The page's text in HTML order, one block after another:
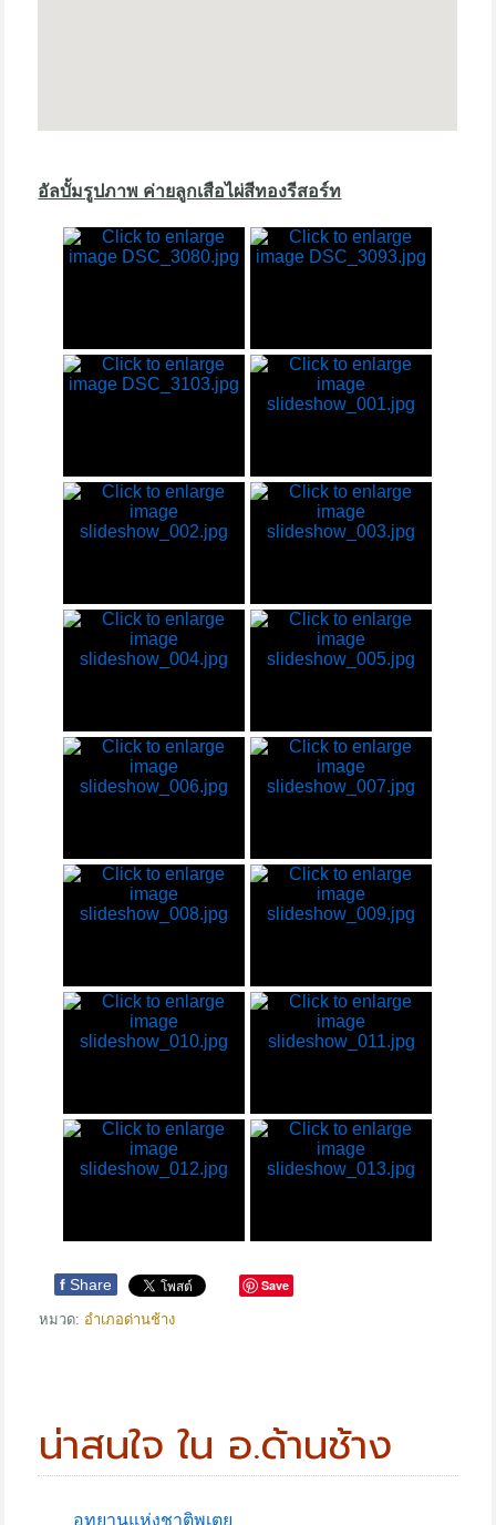
อัลบั้มรูปภาพ ค่ายลูกเสือไผ่สีทองรีสอร์ท
f Share Save
หมวด: อำเภอด่านช้าง
น่าสนใจ ใน อ.ด้านช้าง
อุทยานแห่งชาติพุเตย